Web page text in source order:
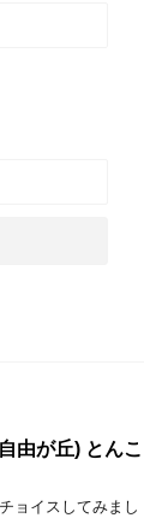
由が丘) とんこ
ョイスしてみまし